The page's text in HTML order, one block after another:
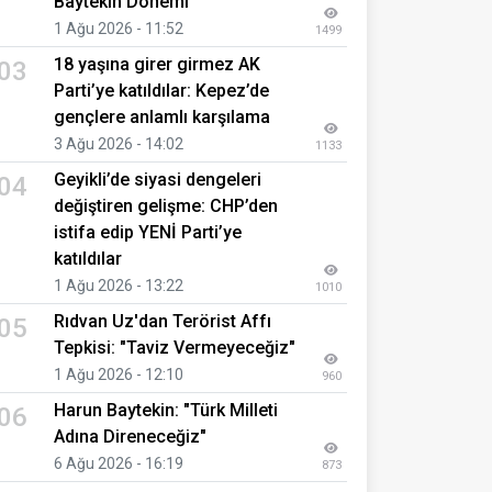
1 Ağu 2026 - 11:52 1499
18 yaşına girer girmez AK
Parti’ye katıldılar: Kepez’de
gençlere anlamlı karşılama
3 Ağu 2026 - 14:02 1133
Geyikli’de siyasi dengeleri
değiştiren gelişme: CHP’den
istifa edip YENİ Parti’ye
katıldılar
1 Ağu 2026 - 13:22 1010
Rıdvan Uz'dan Terörist Affı
Tepkisi: "Taviz Vermeyeceğiz"
1 Ağu 2026 - 12:10 960
Harun Baytekin: "Türk Milleti
Adına Direneceğiz"
6 Ağu 2026 - 16:19 873